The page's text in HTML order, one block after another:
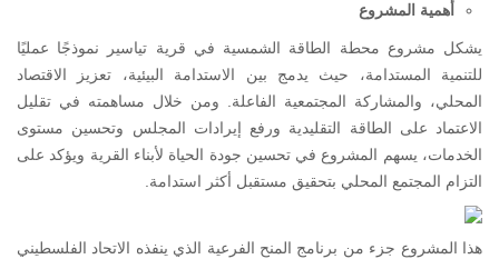
أهمية المشروع
يشكل مشروع محطة الطاقة الشمسية في قرية تياسير نموذجًا عمليًا
للتنمية المستدامة، حيث يدمج بين الاستدامة البيئية، تعزيز الاقتصاد
المحلي، والمشاركة المجتمعية الفاعلة. ومن خلال مساهمته في تقليل
الاعتماد على الطاقة التقليدية ورفع إيرادات المجلس وتحسين مستوى
الخدمات، يسهم المشروع في تحسين جودة الحياة لأبناء القرية ويؤكد على
التزام المجتمع المحلي بتحقيق مستقبل أكثر استدامة.
هذا المشروع جزء من برنامج المنح الفرعية الذي ينفذه الاتحاد الفلسطيني